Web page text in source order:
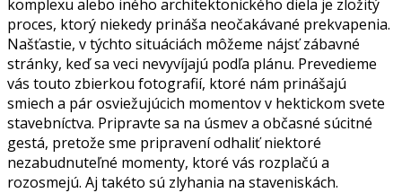
komplexu alebo iného architektonického diela je zložitý
proces, ktorý niekedy prináša neočakávané prekvapenia.
Našťastie, v týchto situáciách môžeme nájsť zábavné
stránky, keď sa veci nevyvíjajú podľa plánu. Prevedieme
vás touto zbierkou fotografií, ktoré nám prinášajú
smiech a pár osviežujúcich momentov v hektickom svete
stavebníctva. Pripravte sa na úsmev a občasné súcitné
gestá, pretože sme pripravení odhaliť niektoré
nezabudnuteľné momenty, ktoré vás rozplačú a
rozosmejú. Aj takéto sú zlyhania na staveniskách.